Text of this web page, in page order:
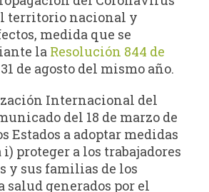
territorio nacional y
medida que se
la Resolución 844 de
de agosto del mismo año.
Internacional del
del 18 de marzo de
Estados a adoptar medidas
proteger a los trabajadores
y sus familias de los
salud generados por el